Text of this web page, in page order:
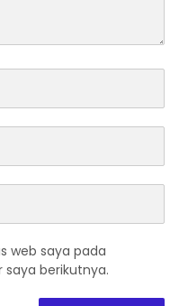
web saya pada
berikutnya.